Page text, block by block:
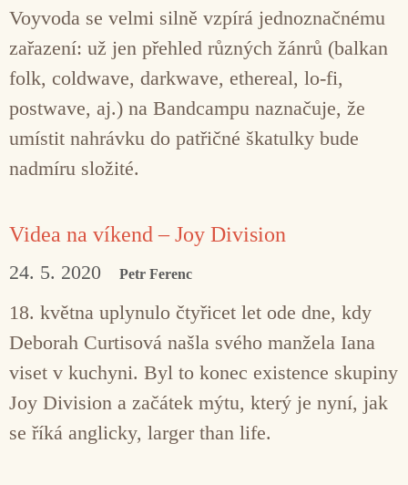
Voyvoda se velmi silně vzpírá jednoznačnému
zařazení: už jen přehled různých žánrů (balkan
folk, coldwave, darkwave, ethereal, lo-fi,
postwave, aj.) na Bandcampu naznačuje, že
umístit nahrávku do patřičné škatulky bude
nadmíru složité.
Videa na víkend – Joy Division
24. 5. 2020 Petr Ferenc
18. května uplynulo čtyřicet let ode dne, kdy
Deborah Curtisová našla svého manžela Iana
viset v kuchyni. Byl to konec existence skupiny
Joy Division a začátek mýtu, který je nyní, jak
se říká anglicky, larger than life.